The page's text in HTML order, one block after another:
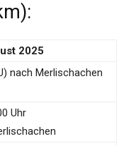
2025
nach Merlischachen
Uhr